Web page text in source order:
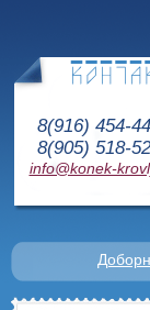
8(916) 454-
8(905) 518-
info@konek-